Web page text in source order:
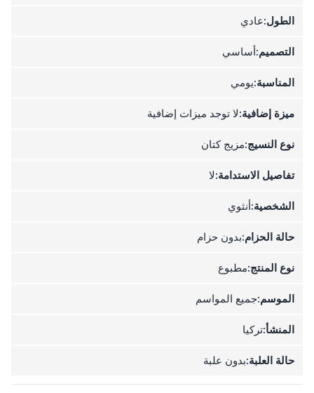
الطول:عادي
التصميم:أساسي
المناسبة:يومي
ميزة إضافية:لا توجد ميزات إضافية
نوع النسيج:مزيج كتان
تفاصيل الاستدامة:لا
الشخصية:أنثوي
حالة الحزام:بدون حزام
نوع المنتج:مطبوع
الموسم:جميع المواسم
المنشأ:تركيا
حالة العلبة:بدون علبة